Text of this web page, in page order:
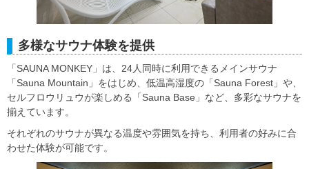
多様なサウナ体験を提供
「SAUNA MONKEY」は、24人同時に利用できるメインサウナ
「Sauna Mountain」をはじめ、低温高湿度の「Sauna Forest」や、
セルフロウリュウが楽しめる「Sauna Base」など、多彩なサウナを
揃えています。
それぞれのサウナが異なる温度や雰囲気を持ち、利用者の好みに合
わせた体験が可能です。